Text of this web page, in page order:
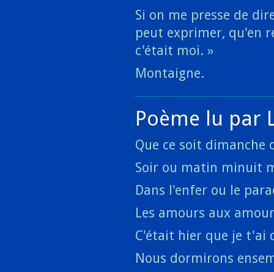
Si on me presse de
peut exprimer, qu'en
c'était moi. »
Montaigne.
Poème lu par
Que ce soit
Soir ou matin minuit
Dans l'enfer ou le
Les amours aux
C'était hier que je t'ai
Nous dormirons